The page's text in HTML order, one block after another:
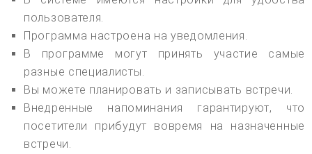
пользователя.
Программа настроена на уведомления.
В программе могут принять участие самые
разные специалисты.
Вы можете планировать и записывать встречи.
Внедренные напоминания гарантируют, что
посетители прибудут вовремя на назначенные
встречи.